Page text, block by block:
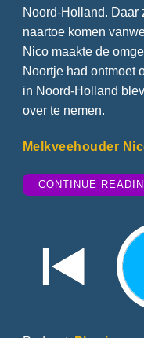
Noord-Holland. Daar
naartoe komen
Nico maakte de
Noortje had ontmoet
in Noord-Holland
over te nemen.
Melkveehouder
CONTINUE